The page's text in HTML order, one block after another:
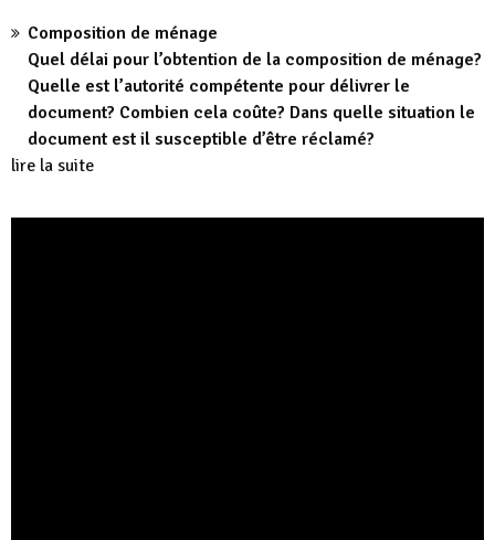
Composition de ménage
Quel délai pour l’obtention de la composition de ménage?
Quelle est l’autorité compétente pour délivrer le
document? Combien cela coûte? Dans quelle situation le
document est il susceptible d’être réclamé?
lire la suite